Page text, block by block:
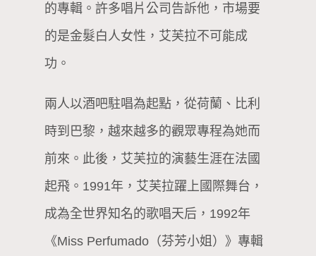
的專輯。許多唱片公司告訴他，市場要
的是金髮白人女性，艾芙拉不可能成
功。
兩人以酒吧駐唱為起點，從荷蘭、比利
時到巴黎，越來越多的觀眾專程為她而
前來。此後，艾芙拉的演藝生涯在法國
起飛。1991年，艾芙拉躍上國際舞台，
成為全世界知名的歌唱天后，1992年
《Miss Perfumado（芬芳小姐）》專輯